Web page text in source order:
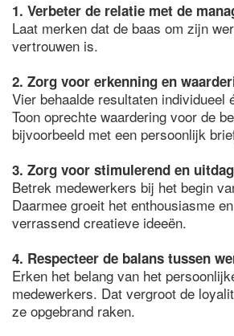
1. Verbeter de relatie met de
Laat merken dat de baas om zijn
vertrouwen is.
2. Zorg voor erkenning en
Vier behaalde resultaten individueel
Toon oprechte waardering voor de
bijvoorbeeld met een persoonlijk
3. Zorg voor stimulerend en
Betrek medewerkers bij het begin
Daarmee groeit het enthousiasme
verrassend creatieve ideeën.
4. Respecteer de balans tussen
Erken het belang van het
medewerkers. Dat vergroot de
ze opgebrand raken.